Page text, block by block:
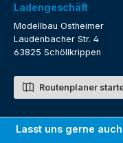
Ladengeschäft
Modellbau Ostheimer
Laudenbacher Str. 4
63825 Schöllkrippen
Routenplaner
Lasst uns gerne